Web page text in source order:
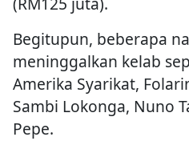
Begitupun, beberapa
meninggalkan kelab
Amerika Syarikat,
Sambi Lokonga, Nuno
Pepe.